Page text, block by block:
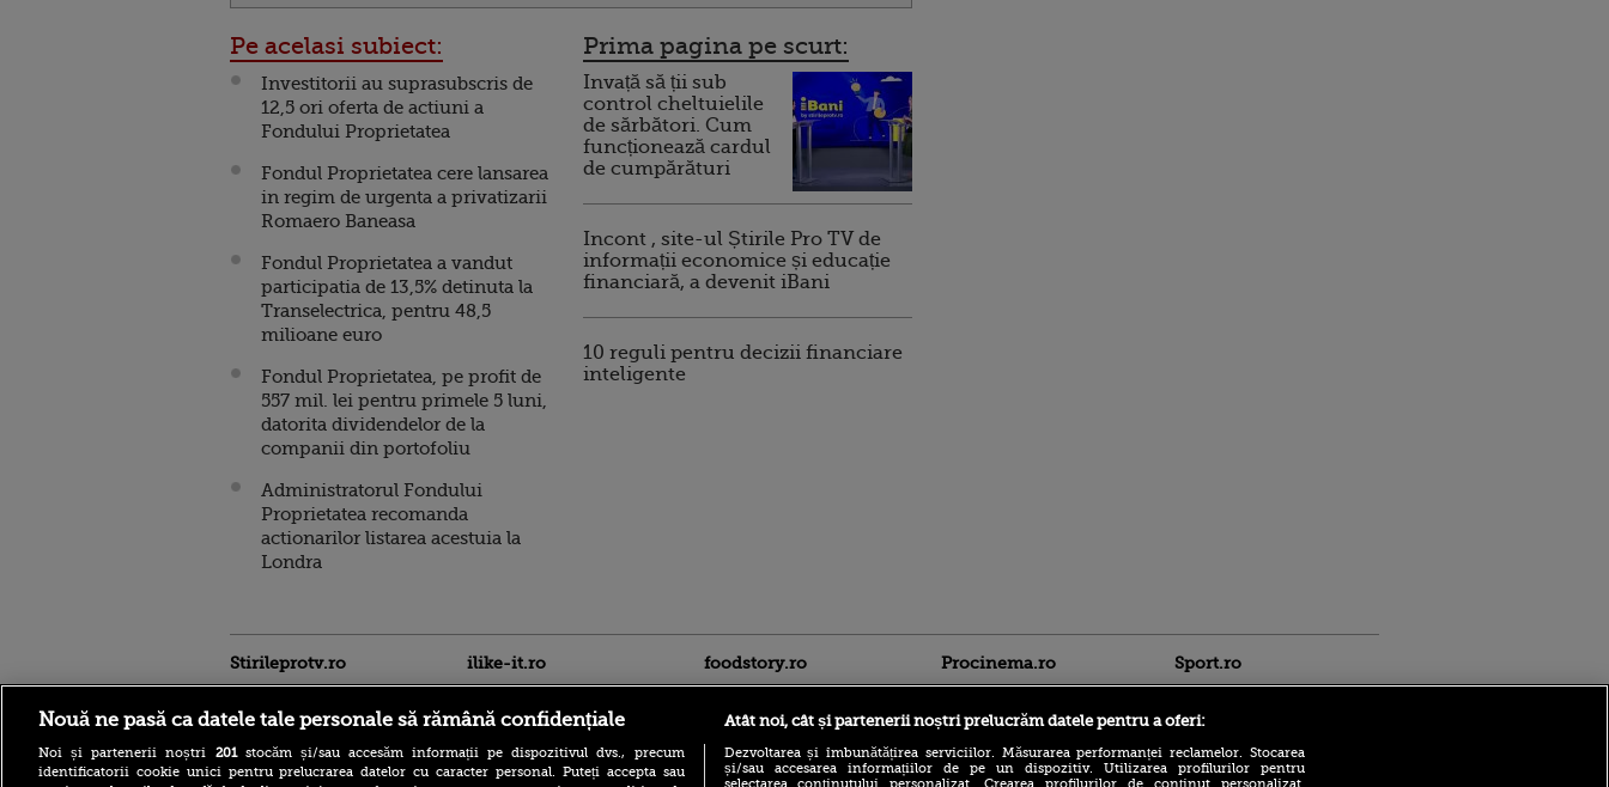
Pe acelasi subiect:
Investitorii au suprasubscris de
12,5 ori oferta de actiuni a
Fondului Proprietatea
Fondul Proprietatea cere lansarea
in regim de urgenta a privatizarii
Romaero Baneasa
Fondul Proprietatea a vandut
participatia de 13,5% detinuta la
Transelectrica, pentru 48,5
milioane euro
Fondul Proprietatea, pe profit de
557 mil. lei pentru primele 5 luni,
datorita dividendelor de la
companii din portofoliu
Administratorul Fondului
Proprietatea recomanda
actionarilor listarea acestuia la
Londra
Prima pagina pe scurt:
Invață să ții sub
control cheltuielile
de sărbători. Cum
funcționează cardul
de cumpărături
Incont , site-ul Știrile Pro TV de
informații economice și educație
financiară, a devenit iBani
10 reguli pentru decizii financiare
inteligente
Stirileprotv.ro ilike-it.ro foodstory.ro Procinema.ro Sport.ro
Nouă ne pasă ca datele tale personale să rămână confidențiale
Noi și partenerii noștri 201stocăm și/sau accesăm informații pe dispozitivul dvs., precum
identificatorii cookie unici pentru prelucrarea datelor cu caracter personal. Puteți accepta sau
Atât noi, cât și partenerii noștri prelucrăm datele pentru a oferi:
Dezvoltarea și îmbunătățirea serviciilor. Măsurarea performanței reclamelor. Stocarea
și/sau accesarea informațiilor de pe un dispozitiv. Utilizarea profilurilor pentru